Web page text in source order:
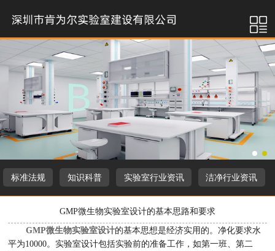
标准法规 知识科普 实验室行业资讯 洁净行业资讯
GMP微生物实验室设计的基本思路和要求
GMP微生物实验室设计的基本思想是经济实用的。净化要求水
平为10000。实验室设计包括实验前的准备工作，如第一班、第二